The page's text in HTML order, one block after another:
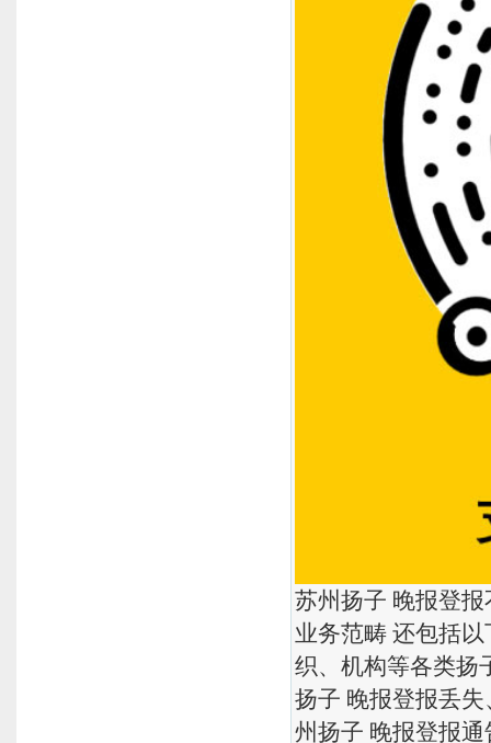
苏州扬子 晚报登
业务范畴 还包括
织、机构等各类扬
扬子 晚报登报丢
州扬子 晚报登报